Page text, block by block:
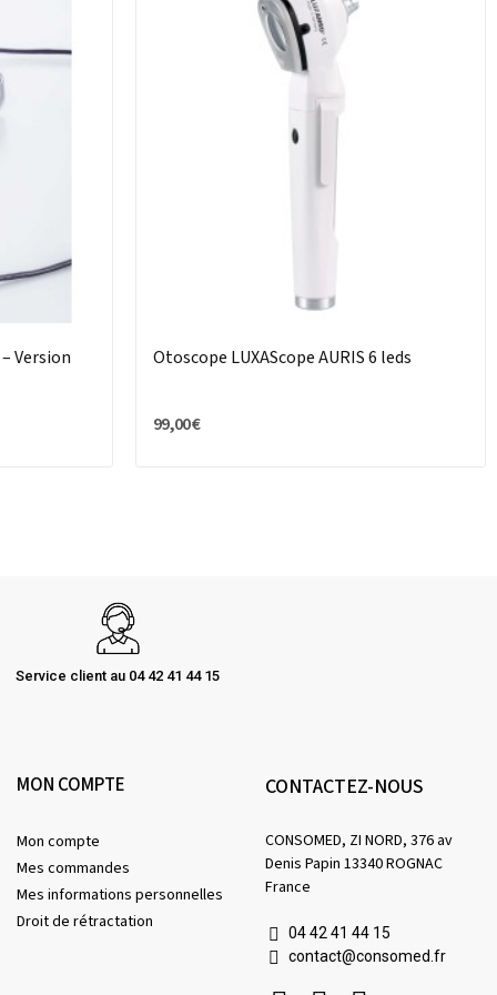
Version Otoscope LUXAScope AURIS 6 leds
99,00 €
Service client au 04 42 41 44 15
MON COMPTE
Mon compte
Mes commandes
Mes informations personnelles
Droit de rétractation
CONTACTEZ-NOUS
CONSOMED, ZI NORD, 376 av
Denis Papin 13340 ROGNAC
France
04 42 41 44 15
contact@consomed.fr